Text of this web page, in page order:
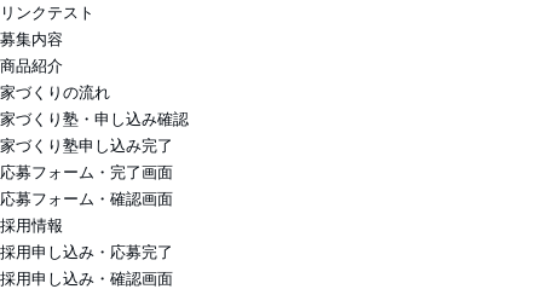
リンクテスト
募集内容
商品紹介
家づくりの流れ
家づくり塾・申し込み確認
家づくり塾申し込み完了
応募フォーム・完了画面
応募フォーム・確認画面
採用情報
採用申し込み・応募完了
採用申し込み・確認画面